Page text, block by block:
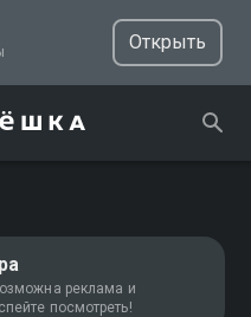
Открыть
реклама и
посмотреть!